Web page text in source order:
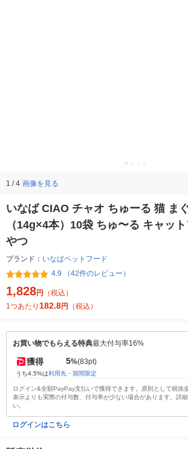
1 / 4 画像を見る
いなば CIAO チャオ ちゅーる 猫 ま
（14g×4本）10袋 ちゅ〜る キャッ
やつ
ブランド： いなばペットフード
4.9 （42件のレビュー）
1,828円
（税込）
1つあたり 182.8円 （税込）
お買い物でもらえる特典最大付与率16%
獲得 5%(83pt)
うち4.5%は利用先・期間限定
ログイン&全額PayPay支払いで獲得できます。原則として税抜
表示よりも実際の付与数、付与率が少ない場合があります。詳
い。
ログインはこちら